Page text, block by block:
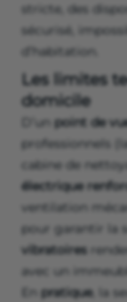
stricte, des
sécurisé,
d’habitation.
Les limites
domicile
D’un point de
professionnels
cabine de
électrique
ventilation
pour garantir la
vibratoires
avec un
En pratique, la